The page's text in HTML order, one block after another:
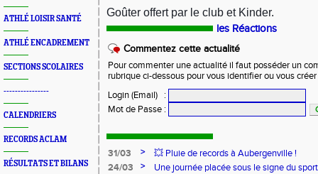
ATHLÉ LOISIR SANTÉ
ATHLÉ ENCADREMENT
SECTIONS SCOLAIRES
----------------
CALENDRIERS
RECORDS ACLAM
RÉSULTATS ET BILANS
Goûter offert par le club et Kinder.
les Réactions
Commentez cette actualité
Pour commenter une actualité il faut posséder un
rubrique ci-dessous pour vous identifier ou vous
Login (Email)
:
Mot de Passe :
31/03 >
💥 Pluie de records à Aubergenville !
24/03
>
Une journée placée sous le signe du